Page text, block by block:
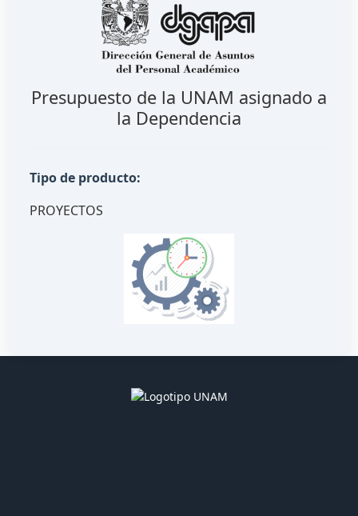
Presupuesto de la UNAM asignado a
la Dependencia
Tipo de producto:
PROYECTOS